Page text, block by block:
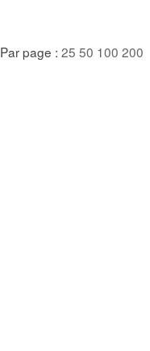
Par page : 25 50 100 200